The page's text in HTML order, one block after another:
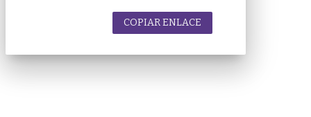
COPIAR ENLACE